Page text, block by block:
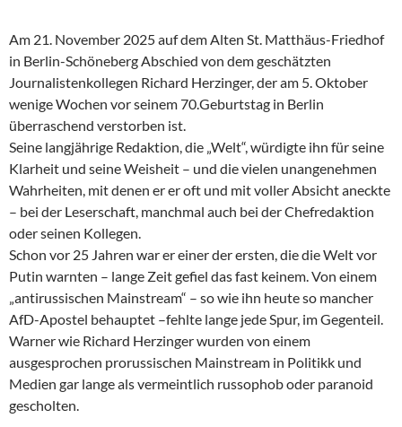
Am 21. November 2025 auf dem Alten St. Matthäus-Friedhof
in Berlin-Schöneberg Abschied von dem geschätzten
Journalistenkollegen Richard Herzinger, der am 5. Oktober
wenige Wochen vor seinem 70.Geburtstag in Berlin
überraschend verstorben ist.
Seine langjährige Redaktion, die „Welt“, würdigte ihn für seine
Klarheit und seine Weisheit – und die vielen unangenehmen
Wahrheiten, mit denen er er oft und mit voller Absicht aneckte
– bei der Leserschaft, manchmal auch bei der Chefredaktion
oder seinen Kollegen.
Schon vor 25 Jahren war er einer der ersten, die die Welt vor
Putin warnten – lange Zeit gefiel das fast keinem. Von einem
„antirussischen Mainstream“ – so wie ihn heute so mancher
AfD-Apostel behauptet –fehlte lange jede Spur, im Gegenteil.
Warner wie Richard Herzinger wurden von einem
ausgesprochen prorussischen Mainstream in Politikk und
Medien gar lange als vermeintlich russophob oder paranoid
gescholten.